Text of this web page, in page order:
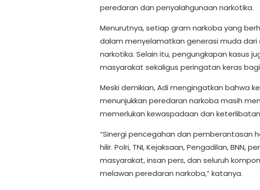
peredaran dan penyalahgunaan narkotika.
Menurutnya, setiap gram narkoba yang
dalam menyelamatkan generasi muda dari
narkotika. Selain itu, pengungkapan kasus
masyarakat sekaligus peringatan keras
Meski demikian, Adi mengingatkan bahwa
menunjukkan peredaran narkoba masih
memerlukan kewaspadaan dan
“Sinergi pencegahan dan pemberantasan
hilir. Polri, TNI, Kejaksaan, Pengadilan, BNN,
masyarakat, insan pers, dan seluruh
melawan peredaran narkoba,” katanya.